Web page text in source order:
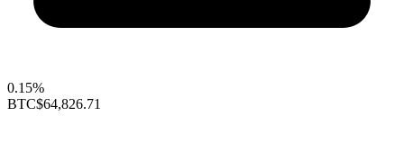
0.15%
BTC$64,826.71